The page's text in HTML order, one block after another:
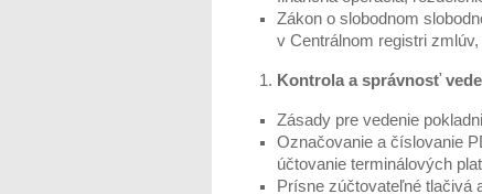
Zákon o slobodnom
v Centrálnom registri
Kontrola a správnosť
Zásady pre vedenie
Označovanie a číslovanie
účtovanie terminálových
Prísne zúčtovateľné tlačivá